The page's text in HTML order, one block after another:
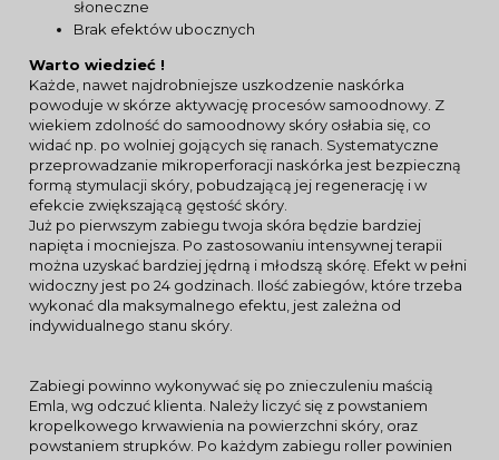
słoneczne
Brak efektów ubocznych
Warto wiedzieć !
Każde, nawet najdrobniejsze uszkodzenie naskórka
powoduje w skórze aktywację procesów samoodnowy. Z
wiekiem zdolność do samoodnowy skóry osłabia się, co
widać np. po wolniej gojących się ranach. Systematyczne
przeprowadzanie mikroperforacji naskórka jest bezpieczną
formą stymulacji skóry, pobudzającą jej regenerację i w
efekcie zwiększającą gęstość skóry.
Już po pierwszym zabiegu twoja skóra będzie bardziej
napięta i mocniejsza. Po zastosowaniu intensywnej terapii
można uzyskać bardziej jędrną i młodszą skórę. Efekt w pełni
widoczny jest po 24 godzinach. Ilość zabiegów, które trzeba
wykonać dla maksymalnego efektu, jest zależna od
indywidualnego stanu skóry.
Zabiegi powinno wykonywać się po znieczuleniu maścią
Emla, wg odczuć klienta. Należy liczyć się z powstaniem
kropelkowego krwawienia na powierzchni skóry, oraz
powstaniem strupków. Po każdym zabiegu roller powinien